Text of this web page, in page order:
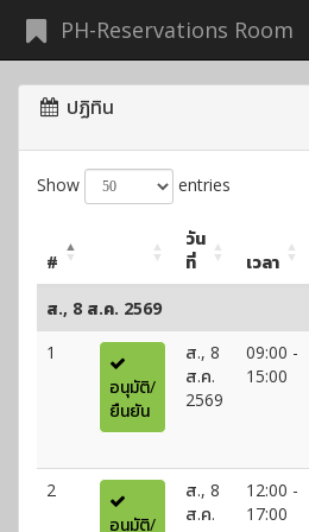
PH-Reservations Room
ปฏิทิน
Show entries
#
วัน
ที่
เวลา
ส., 8 ส.ค. 2569
1
อนุมัติ/
ยืนยัน
ส., 8
ส.ค.
2569
09:00 -
15:00
2
อนุมัติ/
ส., 8
ส.ค.
12:00 -
17:00